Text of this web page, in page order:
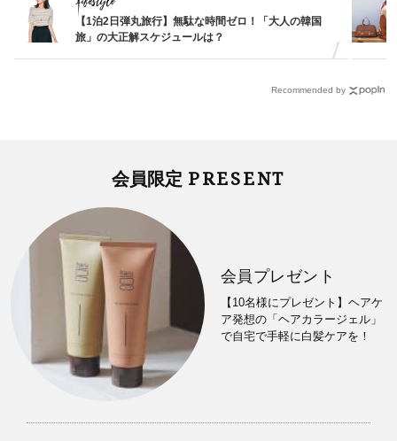
【1泊2日弾丸旅行】無駄な時間ゼロ！「大人の韓国
旅」の大正解スケジュールは？
Recommended by
会員限定 PRESENT
会員プレゼント
【10名様にプレゼント】ヘアケ
ア発想の「ヘアカラージェル」
で自宅で手軽に白髪ケアを！